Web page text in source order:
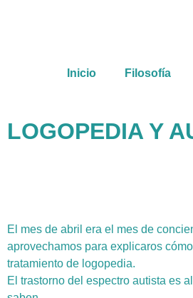
Inicio Filosofía
LOGOPEDIA Y
El mes de abril era el mes de
aprovechamos para explicaros
tratamiento de logopedia.
El trastorno del espectro autista es